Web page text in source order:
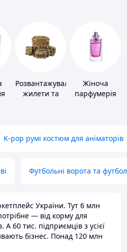
Розвантажувальні
жилети та
Жіноча
парфумерія
K-pop румі костюм для аніматорів
Футбольні ворота та
України. Тут 6 млн
— від корму для
60 тис. підприємців з усієї
бізнес. Понад 120 млн